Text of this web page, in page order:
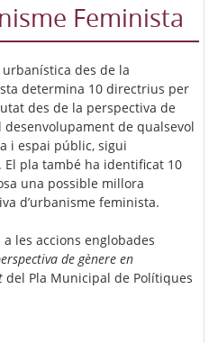
Feminista
des de la
determina 10 directrius per
des de la perspectiva de
de qualsevol
i espai públic, sigui
pla també ha identificat 10
una possible millora
d’urbanisme feminista.
les accions englobades
de gènere en
del Pla Municipal de Polítiques